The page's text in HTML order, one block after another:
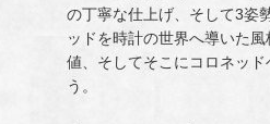
の丁寧な仕上げ、そして3姿
ッドを時計の世界へ導いた
値、そしてそこにコロネッ
う。